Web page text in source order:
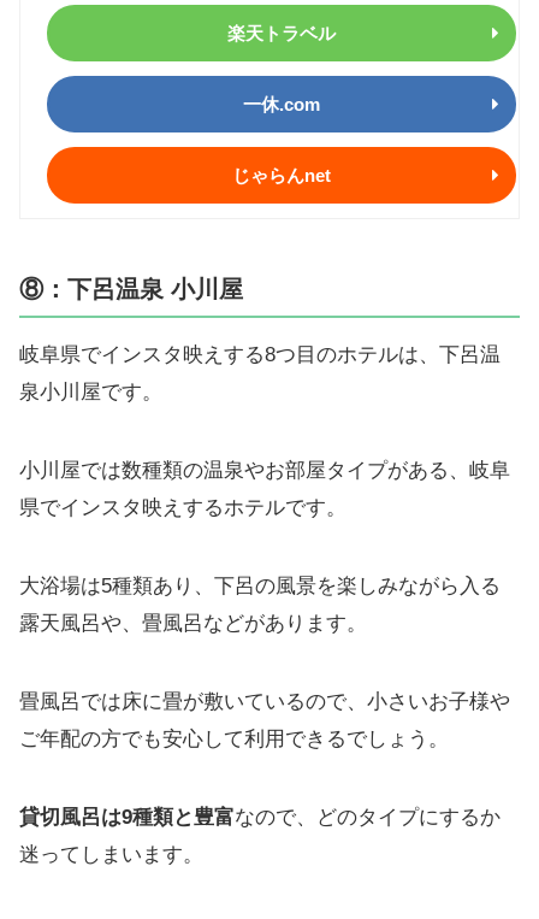
楽天トラベル
一休.com
じゃらんnet
⑧：下呂温泉 小川屋
岐阜県でインスタ映えする8つ目のホテルは、下呂温
泉小川屋です。
小川屋では数種類の温泉やお部屋タイプがある、岐阜
県でインスタ映えするホテルです。
大浴場は5種類あり、下呂の風景を楽しみながら入る
露天風呂や、畳風呂などがあります。
畳風呂では床に畳が敷いているので、小さいお子様や
ご年配の方でも安心して利用できるでしょう。
貸切風呂は9種類と豊富なので、どのタイプにするか
迷ってしまいます。